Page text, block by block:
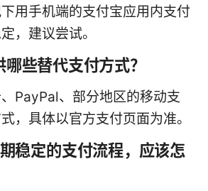
用手机端的支付宝应用内支付
，建议尝试。
些替代支付方式？
PayPal、部分地区的移动支
，具体以官方支付页面为准。
稳定的支付流程，应该怎